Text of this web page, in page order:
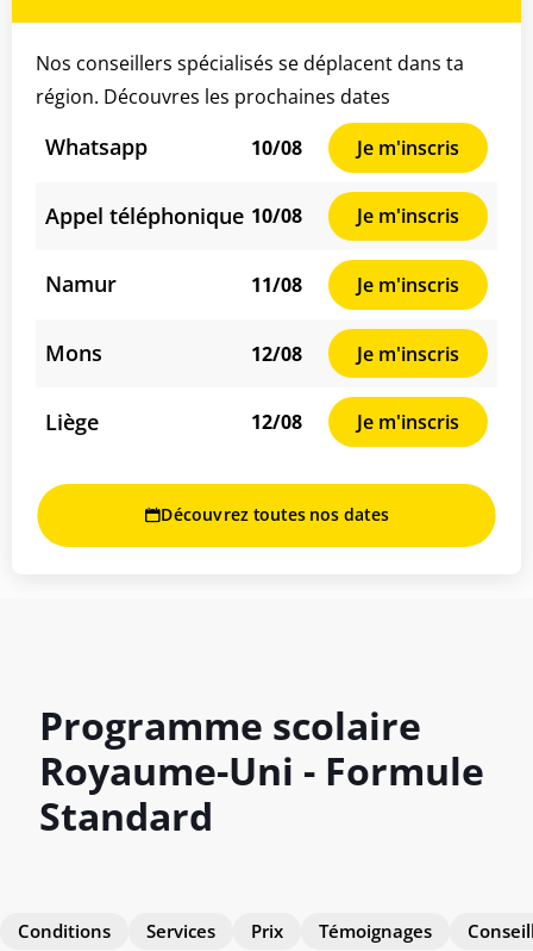
Nos conseillers spécialisés se déplacent dans ta
région. Découvres les prochaines dates
Whatsapp 10/08 Je m'inscris
Appel téléphonique 10/08 Je m'inscris
Namur 11/08 Je m'inscris
Mons 12/08 Je m'inscris
Liège 12/08 Je m'inscris
Découvrez toutes nos dates
Programme scolaire
Royaume-Uni - Formule
Standard
Conditions Services Prix Témoignages